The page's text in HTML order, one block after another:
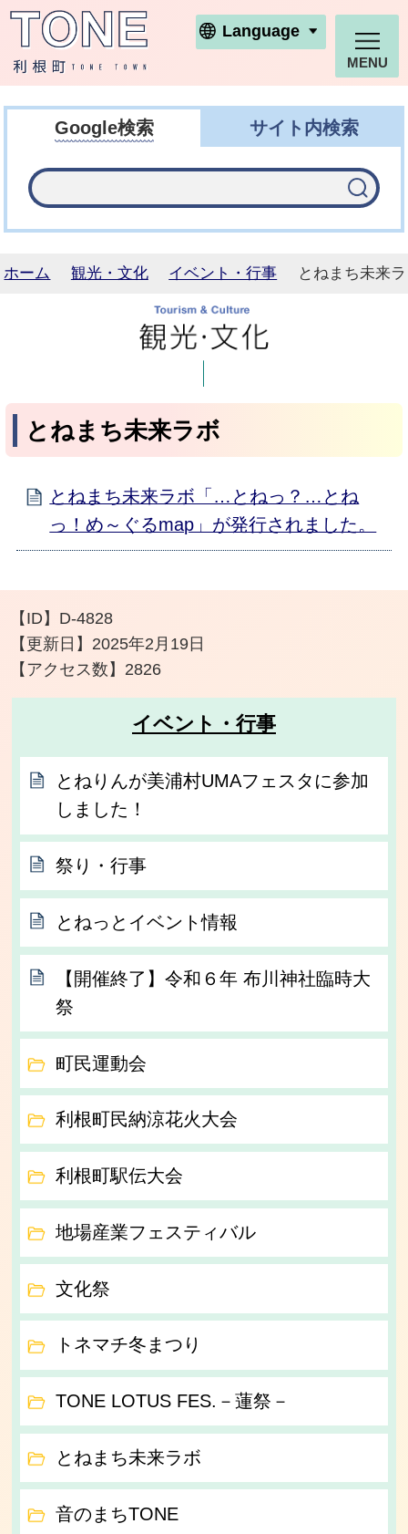
利根町ホームページ
Language
MENU
Google検索 サイト内検索
ホーム 観光・文化 イベント・行事 とねまち未来
とねまち未来ラボ
とねまち未来ラボ「…とねっ？…とね
っ！め～ぐるmap」が発行されました。
【ID】 D-4828
【更新日】 2025年2月19日
【アクセス数】 2826
イベント・行事
とねりんが美浦村UMAフェスタに参加
しました！
祭り・行事
とねっとイベント情報
【開催終了】令和６年 布川神社臨時大
祭
町民運動会
利根町民納涼花火大会
利根町駅伝大会
地場産業フェスティバル
文化祭
トネマチ冬まつり
TONE LOTUS FES.－蓮祭－
とねまち未来ラボ
音のまちTONE